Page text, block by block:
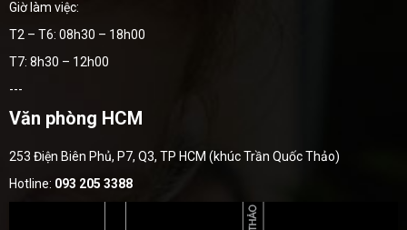
Giờ làm việc:
T2 – T6: 08h30 – 18h00
T7: 8h30 – 12h00
---
Văn phòng HCM
253 Điện Biên Phủ, P7, Q3, TP HCM (khúc Trần Quốc Thảo)
Hotline: 093 205 3388